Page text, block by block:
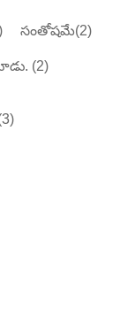
సంతోషమే(2)
(2)